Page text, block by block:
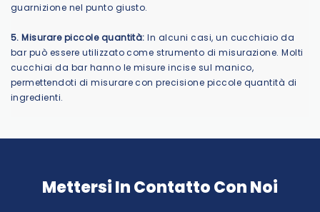
guarnizione nel punto giusto.
5. Misurare piccole quantità:In alcuni casi, un cucchiaio da
bar può essere utilizzato come strumento di misurazione. Molti
cucchiai da bar hanno le misure incise sul manico,
permettendoti di misurare con precisione piccole quantità di
ingredienti.
Mettersi In Contatto Con Noi